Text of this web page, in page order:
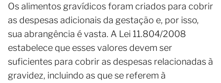
Os alimentos gravídicos foram criados para cobrir
as despesas adicionais da gestação e, por isso,
sua abrangência é vasta. A Lei 11.804/2008
estabelece que esses valores devem ser
suficientes para cobrir as despesas relacionadas à
gravidez, incluindo as que se referem à